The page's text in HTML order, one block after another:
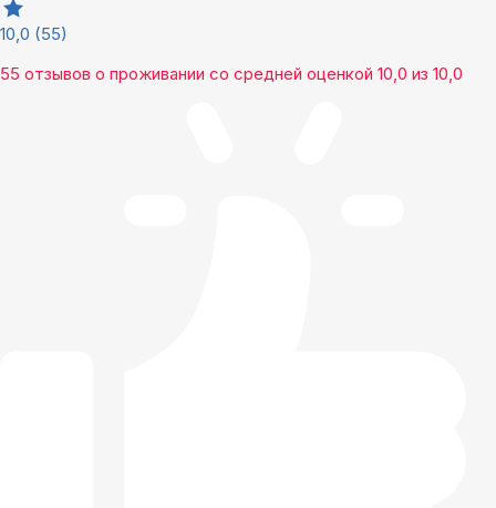
10,0 (55)
55 отзывов о проживании со средней оценкой 10,0 из 10,0